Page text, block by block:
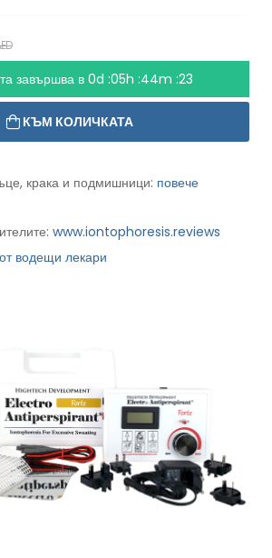
завършва в0d :05h :44m :21
КЪМ КОЛИЧКАТА
крака и подмишници: повече
www.iontophoresis.reviews
водещи лекари